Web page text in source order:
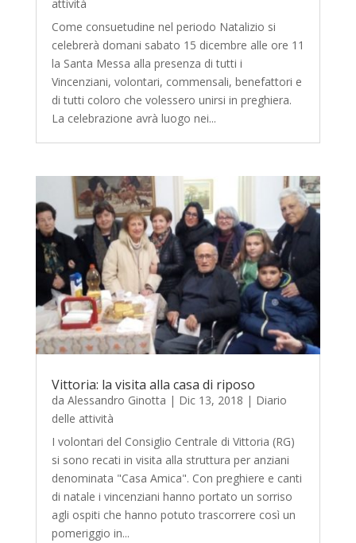
attività
Come consuetudine nel periodo Natalizio si
celebrerà domani sabato 15 dicembre alle ore 11
la Santa Messa alla presenza di tutti i
Vincenziani, volontari, commensali, benefattori e
di tutti coloro che volessero unirsi in preghiera.
La celebrazione avrà luogo nei...
Vittoria: la visita alla casa di riposo
da Alessandro Ginotta | Dic 13, 2018 | Diario
delle attività
I volontari del Consiglio Centrale di Vittoria (RG)
si sono recati in visita alla struttura per anziani
denominata "Casa Amica". Con preghiere e canti
di natale i vincenziani hanno portato un sorriso
agli ospiti che hanno potuto trascorrere così un
pomeriggio in...